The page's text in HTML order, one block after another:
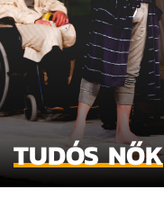
TUDÓS NŐK